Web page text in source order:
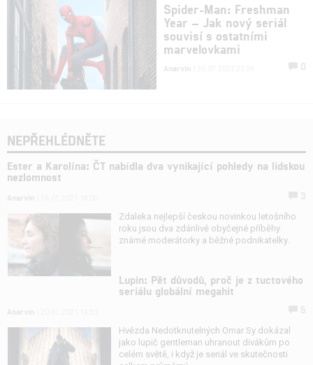
Spider-Man: Freshman
Year – Jak nový seriál
souvisí s ostatními
marvelovkami
Anarvin 0
NEPŘEHLÉDNĚTE
Ester a Karolína: ČT nabídla dva vynikající pohledy na lidskou
nezlomnost
Zdaleka nejlepší českou novinkou letošního
roku jsou dva zdánlivě obyčejné příběhy
známé moderátorky a běžné podnikatelky.
Lupin: Pět důvodů, proč je z tuctového
seriálu globální megahit
Hvězda Nedotknutelných Omar Sy dokázal
jako lupič gentleman uhranout divákům po
celém světě, i když je seriál ve skutečnosti